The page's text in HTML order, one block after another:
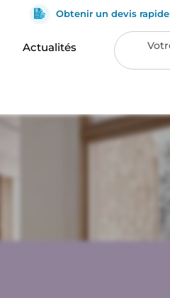
Obtenir un devis rapide
Actualités